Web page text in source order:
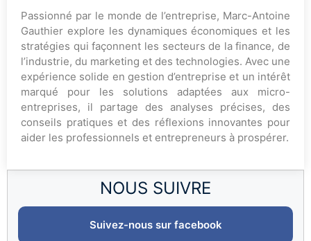
NOUS SUIVRE
Suivez-nous sur facebook
Passionné par le monde de l’entreprise, Marc-Antoine
Gauthier explore les dynamiques économiques et les
stratégies qui façonnent les secteurs de la finance, de
l’industrie, du marketing et des technologies. Avec une
expérience solide en gestion d’entreprise et un intérêt
marqué pour les solutions adaptées aux micro-
entreprises, il partage des analyses précises, des
conseils pratiques et des réflexions innovantes pour
aider les professionnels et entrepreneurs à prospérer.